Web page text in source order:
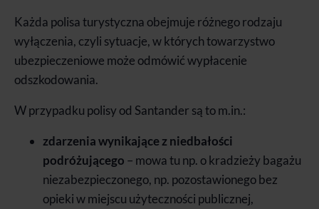
Każda polisa turystyczna obejmuje różnego rodzaju
wyłączenia, czyli sytuacje, w których towarzystwo
ubezpieczeniowe może odmówić wypłacenie
odszkodowania.
W przypadku polisy od Santander są to m.in.:
zdarzenia wynikające z niedbałości
podróżującego – mowa tu np. o kradzieży bagażu
niezabezpieczonego, np. pozostawionego bez
opieki w miejscu użyteczności publicznej,